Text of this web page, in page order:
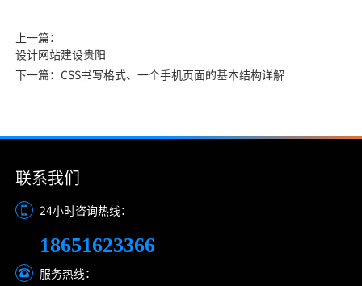
上一篇：
设计网站建设贵阳
下一篇：CSS书写格式、一个手机页面的基本结构详解
联系我们
24小时咨询热线：
18651623366
服务热线：